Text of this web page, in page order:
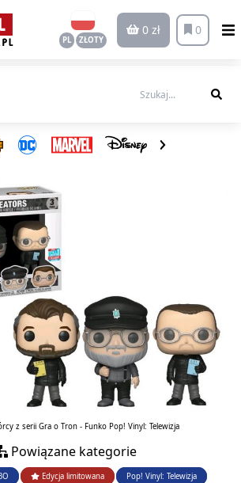
PL ZŁOTY
0 zł 0
z serii Gra o Tron - Funko Pop! Vinyl: Telewizja
Powiązane kategorie
Edycja limitowana Pop! Vinyl: Telewizja